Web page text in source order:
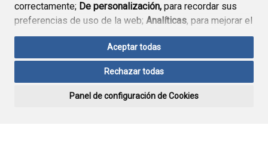
correctamente; De personalización, para recordar sus
preferencias de uso de la web; Analíticas, para mejorar el
funcionamiento de la web y sus servicios.
Si acepta pulsando el botón“Aceptar todas”
consideramos que acepta su uso. Si pulsa el botón
ninguna acción, se guardarán las cookies técnicas
Aceptar todas
Rechazar todas
Panel de configuración de Cookies